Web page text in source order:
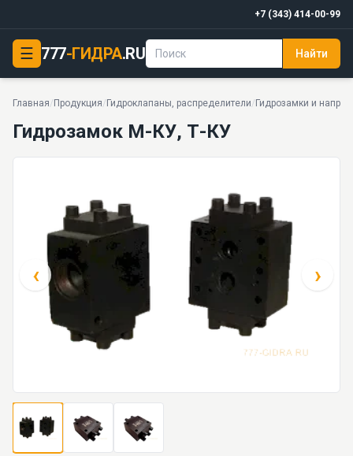
+7 (343) 414-00-99
☰ 777-ГИДРА.RU Найти
Главная/ Продукция/ Гидроклапаны, распределители/ Гидрозамки и
Гидрозамок М-КУ, Т-КУ
Гидрозамок М-КУ, Т-КУ
‹ ›